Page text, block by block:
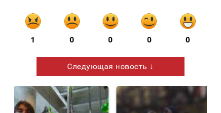
1 0 0 0 0
Следующая новость ↓